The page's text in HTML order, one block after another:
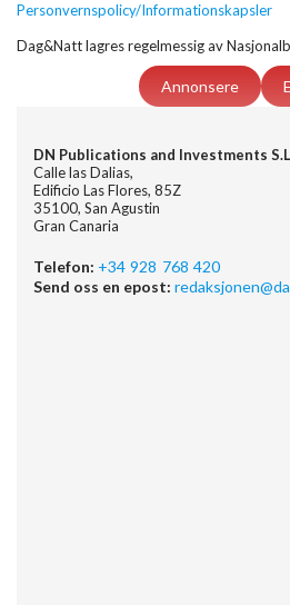
Personvernspolicy/Informationskapsler
Dag&Natt lagres regelmessig av
Annonsere
DN Publications and Investments S.L
Calle las Dalias,
Edificio Las Flores, 85Z
35100, San Agustin
Gran Canaria
Telefon: +34 928 768 420
Send oss en epost: